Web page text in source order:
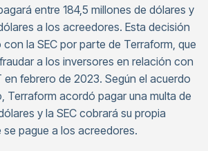
entre 184,5 millones de dólares y
a los acreedores. Esta decisión
la SEC por parte de Terraform, que
a los inversores en relación con
febrero de 2023. Según el acuerdo
Terraform acordó pagar una multa de
y la SEC cobrará su propia
se pague a los acreedores.